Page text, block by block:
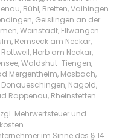
Bühl, Bretten, Vaihingen
Geislingen an der
Weinstadt, Ellwangen
Remseck am Neckar,
Horb am Neckar,
Waldshut-Tiengen,
Mergentheim, Mosbach,
Nagold,
Rappenau, Rheinstetten
Mehrwertsteuer und
im Sinne des § 14